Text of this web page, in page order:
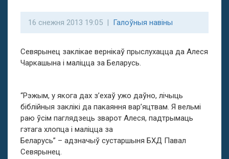
16 снежня 2013 19:05 | Галоўныя навіны
Севярынец заклікае вернікаў прыслухацца да Алеся
Чаркашына і маліцца за Беларусь.
“Рэжым, у якога дах з’ехаў ужо даўно, лічыць
біблійныя заклікі да пакаяння вар’яцтвам. Я вельмі
раю ўсім паглядзець зварот Алеся, падтрымаць
гэтага хлопца і маліцца за
Беларусь” – адзначыў сустаршыня БХД Павал
Севярынец.